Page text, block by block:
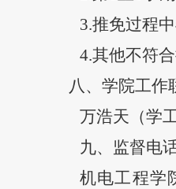
3.推免过程
4.其他不符
八 、 学院工作
万浩天 （学
九、 监督电
机电工程学